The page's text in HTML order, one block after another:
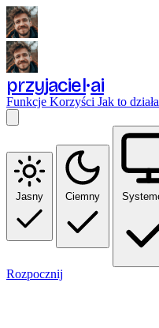
przyjaciel ai
Funkcje Korzyści Jak to działa
Jasny Ciemny
Rozpocznij